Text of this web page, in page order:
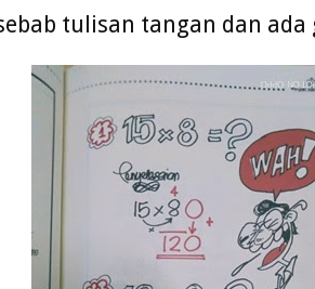
tulisan tangan dan